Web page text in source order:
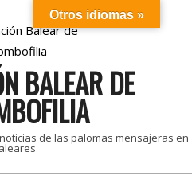
BALEAR DE
de las palomas mensajeras en
Otros idiomas »